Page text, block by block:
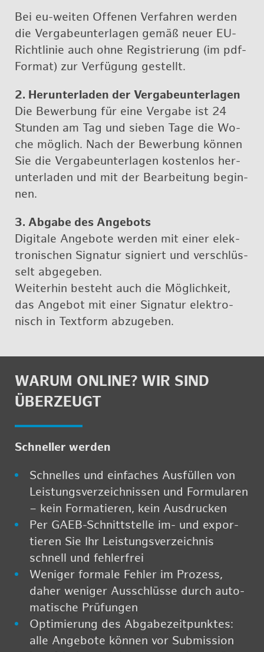
Bei eu-wei­ten Of­fe­nen Ver­fah­ren wer­den
die Ver­ga­be­un­ter­la­gen ge­mäß neu­er EU-
Richt­li­nie auch ohne Re­gis­trie­rung (im pdf-
For­mat) zur Ver­fü­gung ge­stellt.
2. Her­un­ter­la­den der Ver­ga­be­un­ter­la­gen
Die Be­wer­bung für eine Ver­ga­be ist 24
Stun­den am Tag und sie­ben Tage die Wo­
che mög­lich. Nach der Be­wer­bung kön­nen
Sie die Ver­ga­be­un­ter­la­gen kos­ten­los her­
un­ter­la­den und mit der Be­ar­bei­tung be­gin­
nen.
3. Ab­ga­be des An­ge­bots
Di­gi­ta­le An­ge­bo­te wer­den mit ei­ner elek­
tro­ni­schen Si­gna­tur si­gniert und ver­schlüs­
selt ab­ge­ge­ben.
Wei­ter­hin be­steht auch die Mög­lich­keit,
das An­ge­bot mit ei­ner Si­gna­tur elek­tro­
nisch in Text­form ab­zu­ge­ben.
WARUM ON­LINE? WIR SIND
ÜBER­ZEUGT
Schnel­ler wer­den
Schnel­les und ein­fa­ches Aus­fül­len von
Leis­tungs­ver­zeich­nis­sen und For­mu­la­ren
– kein For­ma­tie­ren, kein Aus­dru­cken
Per GAEB-Schnitt­stel­le im- und ex­por­
tie­ren Sie Ihr Leis­tungs­ver­zeich­nis
schnell und feh­ler­frei
We­ni­ger for­ma­le Feh­ler im Pro­zess,
daher we­ni­ger Aus­schlüs­se durch au­to­
ma­ti­sche Prü­fun­gen
Op­ti­mie­rung des Ab­ga­be­zeit­punk­tes:
alle An­ge­bo­te kön­nen vor Sub­mis­si­on